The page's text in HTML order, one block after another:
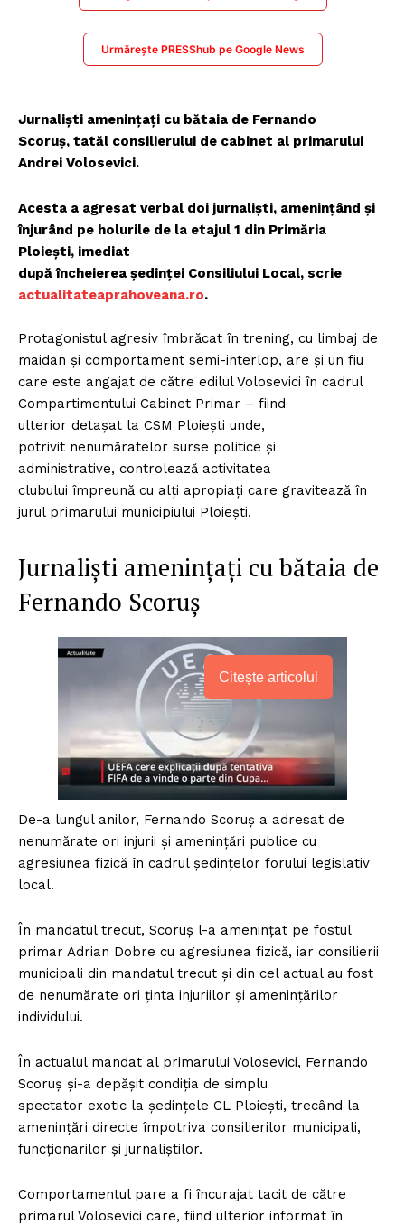
Urmărește PRESShub pe Google News
Jurnaliști amenințați cu bătaia de Fernando
Scoruș, tatăl consilierului de cabinet al primarului
Andrei Volosevici.
Acesta a agresat verbal doi jurnaliști, amenințând și
înjurând pe holurile de la etajul 1 din Primăria
Ploiești, imediat
după încheierea ședinței Consiliului Local, scrie
actualitateaprahoveana.ro.
Protagonistul agresiv îmbrăcat în trening, cu limbaj de
maidan și comportament semi-interlop, are și un fiu
care este angajat de către edilul Volosevici în cadrul
Compartimentului Cabinet Primar – fiind
ulterior detașat la CSM Ploiești unde,
potrivit nenumăratelor surse politice și
administrative, controlează activitatea
clubului împreună cu alți apropiați care gravitează în
jurul primarului municipiului Ploiești.
Jurnaliști amenințați cu bătaia de
Fernando Scoruș
Citește articolul
De-a lungul anilor, Fernando Scoruș a adresat de
nenumărate ori injurii și amenințări publice cu
agresiunea fizică în cadrul ședințelor forului legislativ
local.
În mandatul trecut, Scoruș l-a amenințat pe fostul
primar Adrian Dobre cu agresiunea fizică, iar consilierii
municipali din mandatul trecut și din cel actual au fost
de nenumărate ori ținta injuriilor și amenințărilor
individului.
În actualul mandat al primarului Volosevici, Fernando
Scoruș și-a depășit condiția de simplu
spectator exotic la ședințele CL Ploiești, trecând la
amenințări directe împotriva consilierilor municipali,
funcționarilor și jurnaliștilor.
Comportamentul pare a fi încurajat tacit de către
primarul Volosevici care, fiind ulterior informat în